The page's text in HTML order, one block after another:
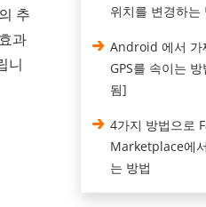
추
과
니
위치를 변경하는
Android 에서 가
GPS를 속이는
됨]
4가지 방법으로
Marketplace에
는 방법